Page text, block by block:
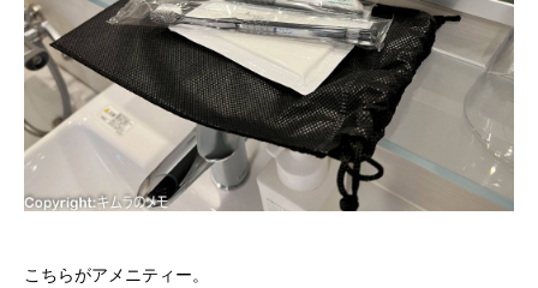
こちらがアメニティー。